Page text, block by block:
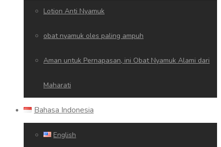
Lotion Anti Nyamuk
obat nyamuk oles paling ampuh
Aman untuk Pernapasan, ini Obat Nyamuk Alami dari
Maharati
Bahasa Indonesia
English